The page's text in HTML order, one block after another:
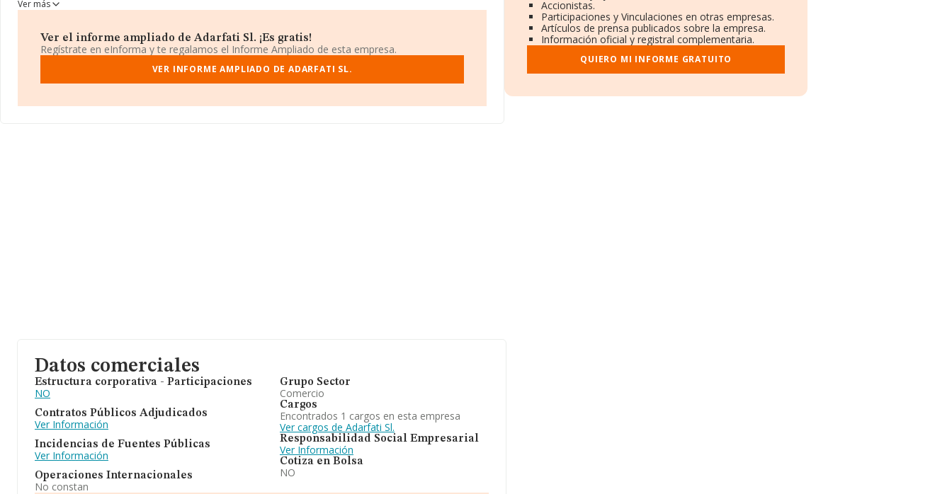
fiscal en Calle Trastamara núm. 22, (41001), Sevilla, Andalucía.
En base a la información de la que dispone INFORMA sobre 13.277 compañías, la facturación en el
ámbito nacional alcanza los 4.133 millones de euros y el promedio de la facturación de ventas entre
todas las compañías asciende a los 311 mil euros. Teniendo en cuenta la información sobre Sevilla,
euros. Como información adicional de interés, los empleados de media son 2. La antigüedad alcanza
Ver más
Ver el informe ampliado de Adarfati Sl. ¡Es gratis!
Regístrate en eInforma y te regalamos el Informe Ampliado de esta empresa.
VER INFORME AMPLIADO DE ADARFATI SL.
Accionistas.
Participaciones y Vinculaciones en otras empresas.
Artículos de prensa publicados sobre la empresa.
Información oficial y registral complementaria.
QUIERO MI INFORME GRATUITO
Datos comerciales
Estructura corporativa - Participaciones
NO
Contratos Públicos Adjudicados
Ver Información
Incidencias de Fuentes Públicas
Ver Información
Operaciones Internacionales
No constan
Grupo Sector
Comercio
Cargos
Encontrados 1 cargos en esta empresa
Ver cargos de Adarfati Sl.
Responsabilidad Social Empresarial
Ver Información
Cotiza en Bolsa
NO